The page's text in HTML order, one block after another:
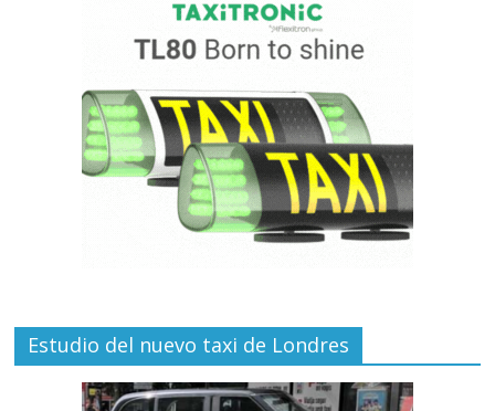
Estudio del nuevo taxi de Londres